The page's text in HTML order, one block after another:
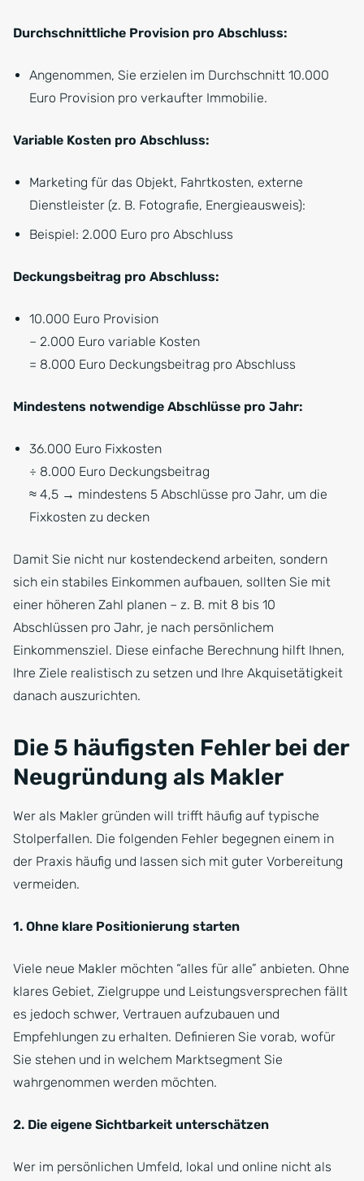
Durchschnittliche Provision pro Abschluss:
Angenommen, Sie erzielen im Durchschnitt 10.000
Euro Provision pro verkaufter Immobilie.
Variable Kosten pro Abschluss:
Marketing für das Objekt, Fahrtkosten, externe
Dienstleister (z. B. Fotografie, Energieausweis):
Beispiel: 2.000 Euro pro Abschluss
Deckungsbeitrag pro Abschluss:
10.000 Euro Provision
– 2.000 Euro variable Kosten
= 8.000 Euro Deckungsbeitrag pro Abschluss
Mindestens notwendige Abschlüsse pro Jahr:
36.000 Euro Fixkosten
÷ 8.000 Euro Deckungsbeitrag
≈ 4,5 → mindestens 5 Abschlüsse pro Jahr, um die
Fixkosten zu decken
Damit Sie nicht nur kostendeckend arbeiten, sondern
sich ein stabiles Einkommen aufbauen, sollten Sie mit
einer höheren Zahl planen – z. B. mit 8 bis 10
Abschlüssen pro Jahr, je nach persönlichem
Einkommensziel. Diese einfache Berechnung hilft Ihnen,
Ihre Ziele realistisch zu setzen und Ihre Akquisetätigkeit
danach auszurichten.
Die 5 häufigsten Fehler bei der
Neugründung als Makler
Wer als Makler gründen will trifft häufig auf typische
Stolperfallen. Die folgenden Fehler begegnen einem in
der Praxis häufig und lassen sich mit guter Vorbereitung
vermeiden.
1. Ohne klare Positionierung starten
Viele neue Makler möchten “alles für alle” anbieten. Ohne
klares Gebiet, Zielgruppe und Leistungsversprechen fällt
es jedoch schwer, Vertrauen aufzubauen und
Empfehlungen zu erhalten. Definieren Sie vorab, wofür
Sie stehen und in welchem Marktsegment Sie
wahrgenommen werden möchten.
2. Die eigene Sichtbarkeit unterschätzen
Wer im persönlichen Umfeld, lokal und online nicht als